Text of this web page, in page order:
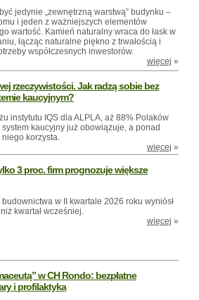
jedynie „zewnętrzną warstwą” budynku –
i jeden z ważniejszych elementów
wartość. Kamień naturalny wraca do łask w
łącząc naturalne piękno z trwałością i
współczesnych inwestorów.
więcej »
rzeczywistości. Jak radzą sobie bez
kaucyjnym?
instytutu IQS dla ALPLA, aż 88% Polaków
kaucyjny już obowiązuje, a ponad
korzysta.
więcej »
3 proc. firm prognozuje większe
w II kwartale 2026 roku wyniósł
kwartał wcześniej.
więcej »
w CH Rondo: bezpłatne
i profilaktyka